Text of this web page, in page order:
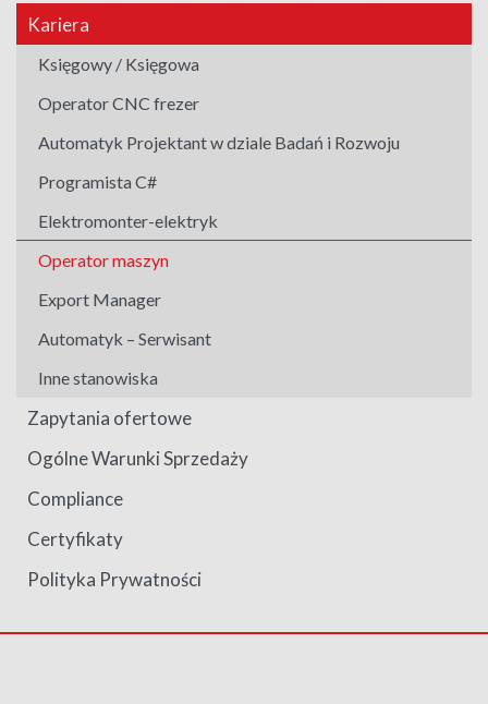
Kariera
Księgowy / Księgowa
Operator CNC frezer
Automatyk Projektant w dziale Badań i Rozwoju
Programista C#
Elektromonter-elektryk
Operator maszyn
Export Manager
Automatyk – Serwisant
Inne stanowiska
Zapytania ofertowe
Ogólne Warunki Sprzedaży
Compliance
Certyfikaty
Polityka Prywatności